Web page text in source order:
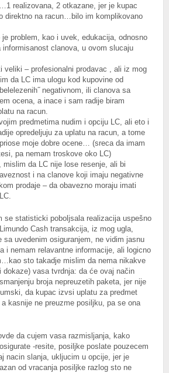
realizovana, 2 otkazane, jer je kupac
direktno na racun…bilo im komplikovano
je problem, kao i uvek, edukacija, odnosno
informisanost clanova, u ovom slucaju
veliki – profesionalni prodavac , ali iz mog
da LC ima ulogu kod kupovine od
negativnom, ili clanova sa
ocena, a inace i sam radije biram
na racun.
predmetima nudim i opciju LC, ali eto i
opredeljuju za uplatu na racun, a tome
moje dobre ocene… (sreca da imam
pa nemam troskove oko LC)
mislim da LC nije lose resenje, ali bi
i na clanove koji imaju negativne
prodaje – da obavezno moraju imati
se statisticki poboljsala realizacija uspešno
Cash transakcija, iz mog ugla,
sa uvedenim osiguranjem, ne vidim jasnu
i nemam relavantne informacije, ali logicno
sto takadje mislim da nema nikakve
dokaze) vasa tvrdnja: da će ovaj način
broja nepreuzetih paketa, jer nije
da kupac izvsi uplatu za predmet
kasnije ne preuzme posiljku, pa se ona
da cujem vasa razmisljanja, kako
-resite, posiljke poslate pouzecem
nacin slanja, ukljucim u opcije, jer je
od vracanja posiljke razlog sto ne